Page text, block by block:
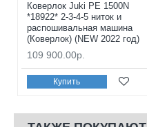
Коверлок Juki PE 1500N
*18922* 2-3-4-5 ниток и
распошивальная машина
(Коверлок) (NEW 2022 год)
109 900.00р.
Купить